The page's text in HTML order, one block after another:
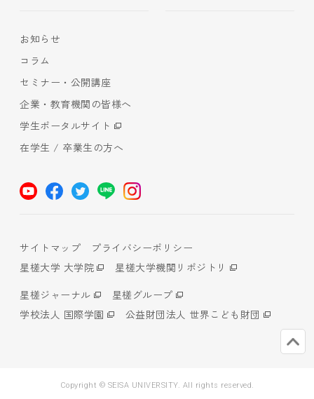
お知らせ
コラム
セミナー・公開講座
企業・教育機関の皆様へ
学生ポータルサイト
在学生 / 卒業生の方へ
サイトマップ
プライバシーポリシー
星槎大学 大学院
星槎大学機関リポジトリ
星槎ジャーナル
星槎グループ
学校法人 国際学園
公益財団法人 世界こども財団
Copyright © SEISA UNIVERSITY. All rights reserved.